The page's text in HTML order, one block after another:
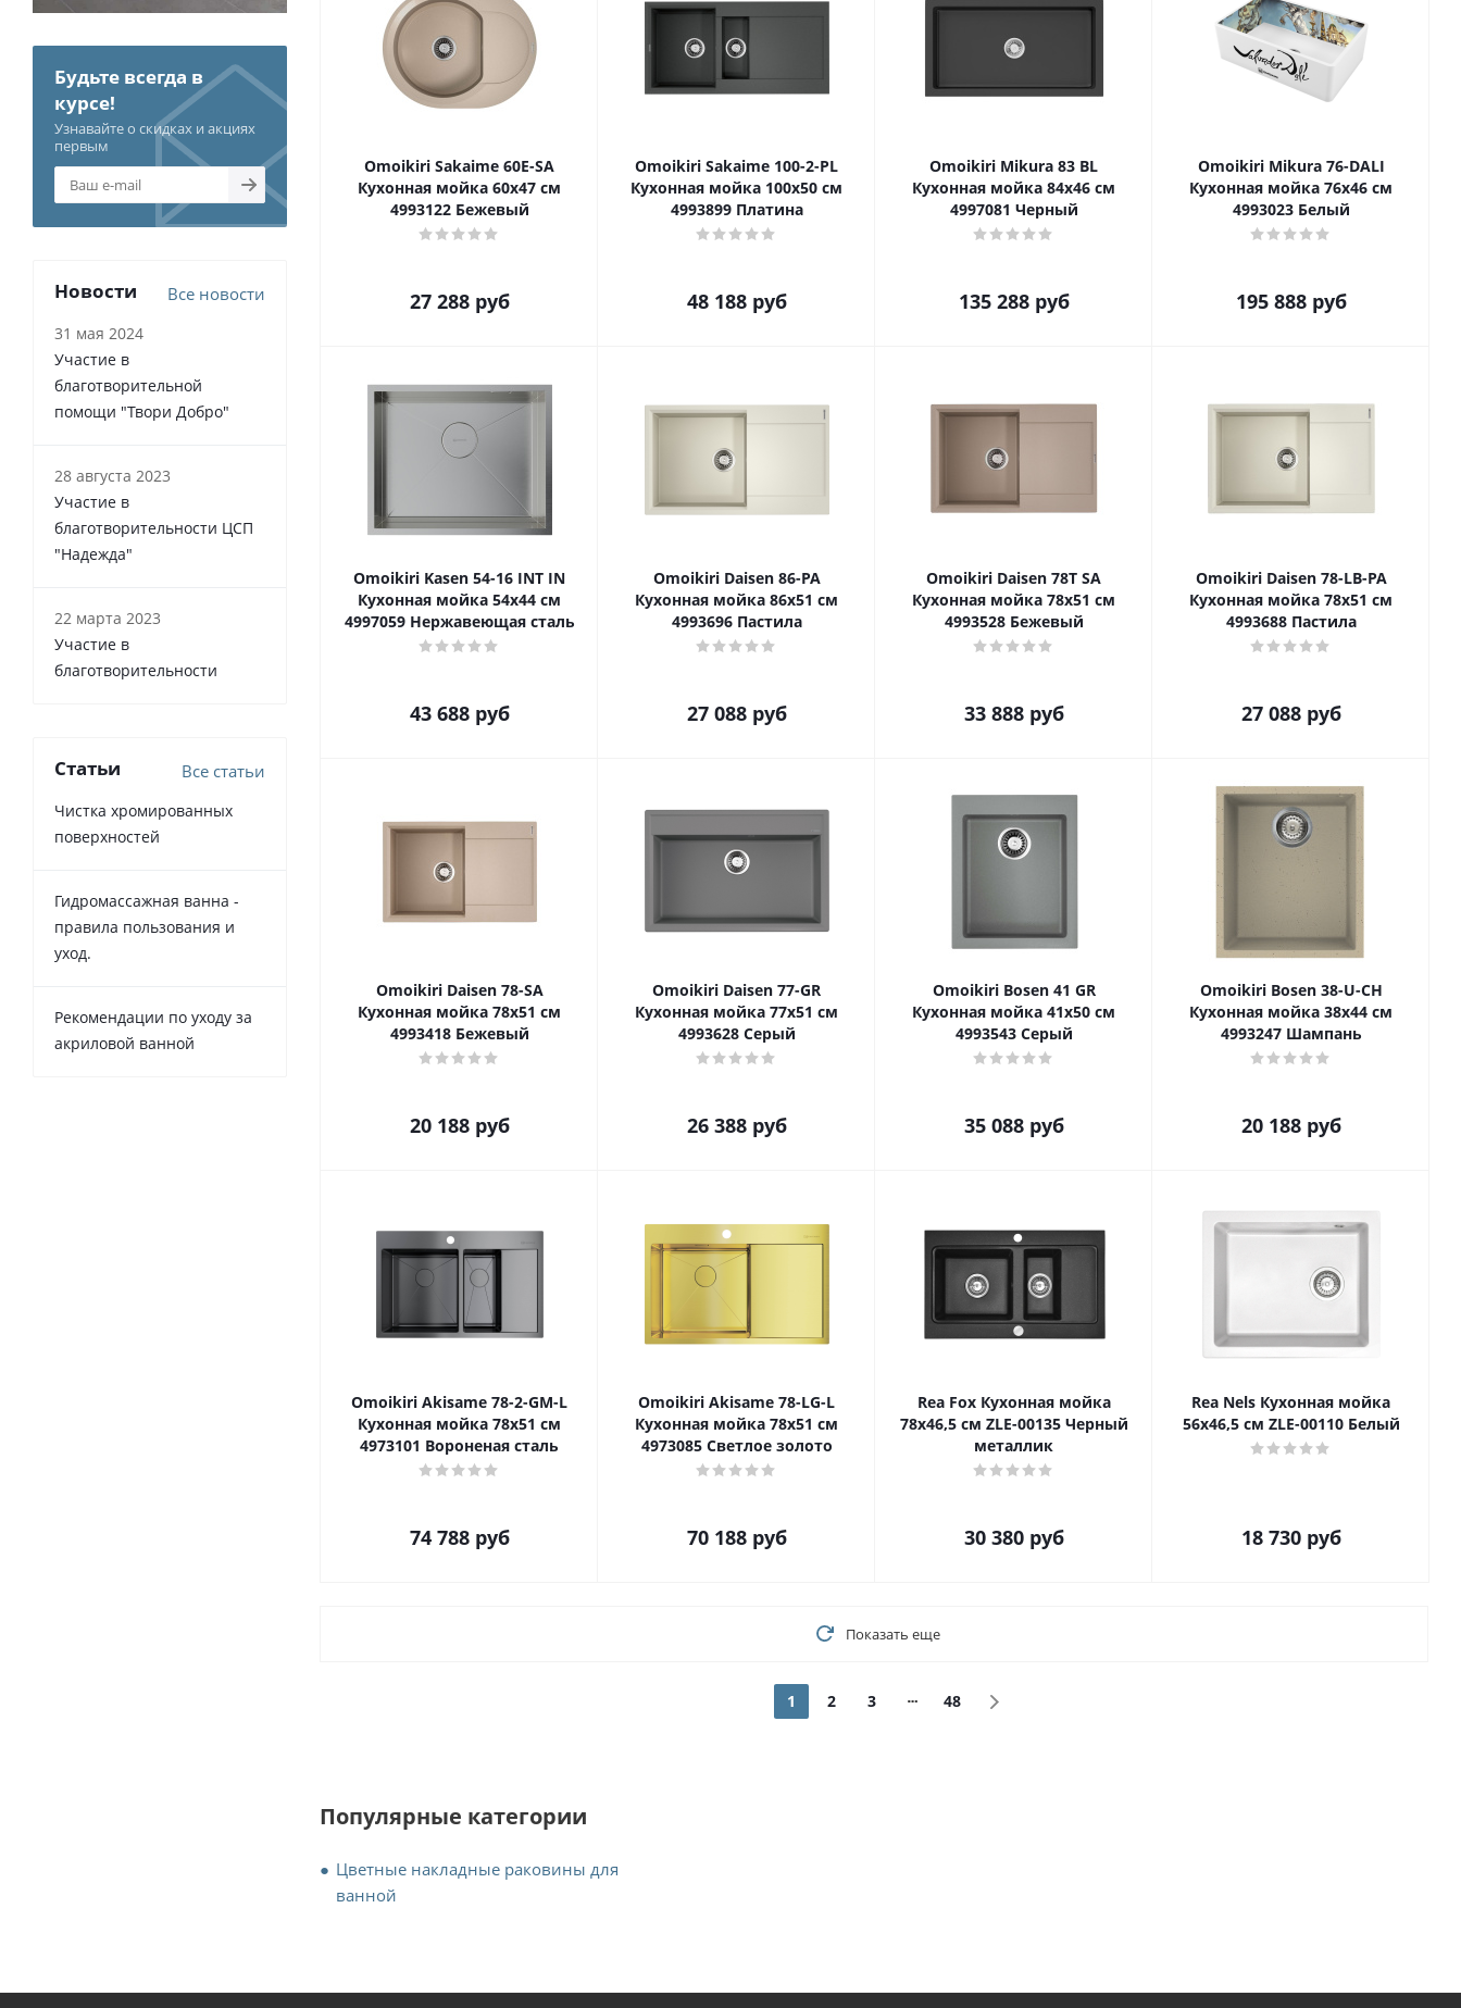
Omoikiri Sakaime 60E-SA
Кухонная мойка 60x47 см
4993122 Бежевый
27 288руб
Omoikiri Sakaime 100-2-PL
Кухонная мойка 100x50 см
4993899 Платина
48 188руб
Omoikiri Mikura 83 BL
Кухонная мойка 84x46 см
4997081 Черный
135 288руб
Omoikiri Mikura 76-DALI
Кухонная мойка 76x46 см
4993023 Белый
195 888руб
Omoikiri Kasen 54-16 INT IN
Кухонная мойка 54x44 см
4997059 Нержавеющая сталь
43 688руб
Omoikiri Daisen 86-PA
Кухонная мойка 86x51 см
4993696 Пастила
27 088руб
Omoikiri Daisen 78T SA
Кухонная мойка 78x51 см
4993528 Бежевый
33 888руб
Omoikiri Daisen 78-LB-PA
Кухонная мойка 78x51 см
4993688 Пастила
27 088руб
Omoikiri Daisen 78-SA
Кухонная мойка 78x51 см
4993418 Бежевый
20 188руб
Omoikiri Daisen 77-GR
Кухонная мойка 77x51 см
4993628 Серый
26 388руб
Omoikiri Bosen 41 GR
Кухонная мойка 41x50 см
4993543 Серый
35 088руб
Omoikiri Bosen 38-U-CH
Кухонная мойка 38x44 см
4993247 Шампань
20 188руб
Omoikiri Akisame 78-2-GM-L
Кухонная мойка 78x51 см
4973101 Вороненая сталь
74 788руб
Omoikiri Akisame 78-LG-L
Кухонная мойка 78x51 см
4973085 Светлое золото
70 188руб
Rea Fox Кухонная мойка
78x46,5 см ZLE-00135 Черный
металлик
30 380руб
Rea Nels Кухонная мойка
56x46,5 см ZLE-00110 Белый
18 730руб
Показать еще
1 2 3 48
Популярные категории
Цветные накладные раковины для
ванной
Будьте всегда в
курсе!
Узнавайте о скидках и акциях
первым
Новости Все новости
31 мая 2024
Участие в
благотворительной
помощи "Твори Добро"
28 августа 2023
Участие в
благотворительности ЦСП
"Надежда"
22 марта 2023
Участие в
благотворительности
Статьи Все статьи
Чистка хромированных
поверхностей
Гидромассажная ванна -
правила пользования и
уход.
Рекомендации по уходу за
акриловой ванной